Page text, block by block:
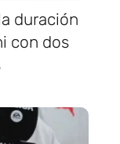
duración
con dos